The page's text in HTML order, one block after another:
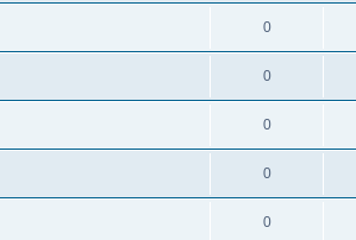
0
0
0
0
0